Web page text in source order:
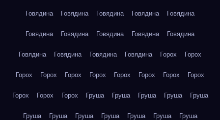
Говядина Говядина Говядина Говядина Говядина
Говядина Говядина Говядина Говядина Говядина
Говядина Говядина Говядина Говядина Горох Горох
Горох Горох Горох Горох Горох Горох Горох Горох
Горох Горох Горох Груша Груша Груша Груша Груша
Груша Груша Груша Груша Груша Груша Груша